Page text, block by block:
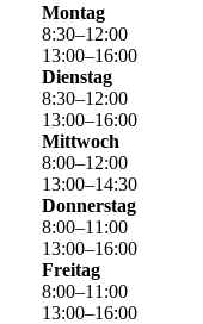
Montag
8:30–12:00
13:00–16:00
Dienstag
8:30–12:00
13:00–16:00
Mittwoch
8:00–12:00
13:00–14:30
Donnerstag
8:00–11 :00
13:00–16:00
Freitag
8:00–11 :00
13:00–16:00